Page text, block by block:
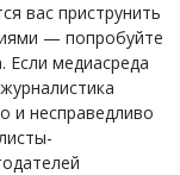
вас приструнить
— попробуйте
Если медиасреда
и несправедливо